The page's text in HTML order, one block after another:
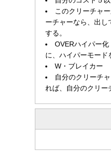
このクリーチャ
ーチャーなら、出
する。
OVERハイパー
に、ハイパーモード
W・ブレイカー
自分のクリーチ
れば、自分のクリー